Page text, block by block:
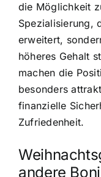
die Möglichkeit
Spezialisierung,
erweitert,
höheres Gehalt
machen die
besonders
finanzielle
Zufriedenheit.
andere Boni